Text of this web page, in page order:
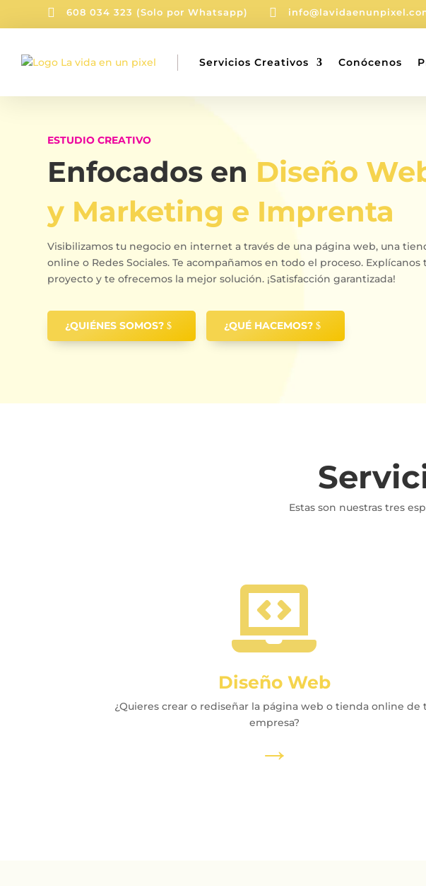
 608 034 323 (Solo por Whatsapp) 
Servicios Creativos Conócenos
ESTUDIO CREATIVO
Enfocados en Diseño
y Marketing e Imprenta
Visibilizamos tu negocio en internet a través de una página web, una
online o Redes Sociales. Te acompañamos en todo el proceso. Explícanos
proyecto y te ofrecemos la mejor solución. ¡Satisfacción garantizada!
¿QUIÉNES SOMOS? ¿QUÉ HACEMOS?
Estas son nuestras tres

Diseño Web
¿Quieres crear o rediseñar la página web o tienda online de
empresa?
→